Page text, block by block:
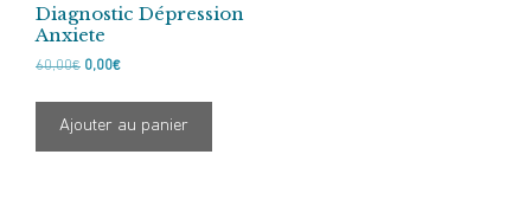
Diagnostic Dépression
Anxiete
60,00€ Le
était :
60,00€.
0,00€Le
est :
0,00€.
Ajouter au panier